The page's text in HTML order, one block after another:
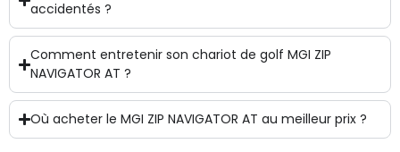
accidentés ?
Comment entretenir son chariot de golf MGI ZIP
NAVIGATOR AT ?
Où acheter le MGI ZIP NAVIGATOR AT au meilleur prix ?